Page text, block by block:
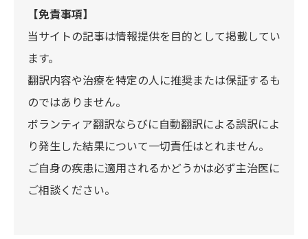
【免責事項】
当サイトの記事は情報提供を目的として掲載してい
ます。
翻訳内容や治療を特定の人に推奨または保証するも
のではありません。
ボランティア翻訳ならびに自動翻訳による誤訳によ
り発生した結果について一切責任はとれません。
ご自身の疾患に適用されるかどうかは必ず主治医に
ご相談ください。